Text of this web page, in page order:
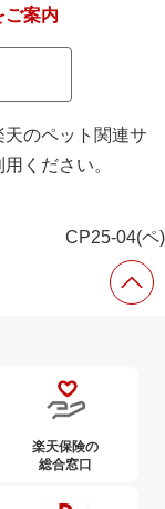
案内
天のペット関連サ
ください。
CP25-04(ペ)
楽天保険の
総合窓口